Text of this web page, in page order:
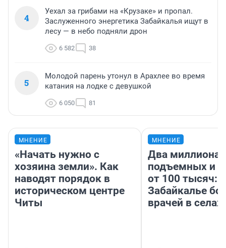
4
Уехал за грибами на «Крузаке» и пропал.
Заслуженного энергетика Забайкалья ищут в
лесу — в небо подняли дрон
6 582 38
5
Молодой парень утонул в Арахлее во время
катания на лодке с девушкой
6 050 81
МНЕНИЕ
«Начать нужно с
хозяина земли». Как
наводят порядок в
историческом центре
Читы
МНЕНИЕ
Два миллиона
подъемных и
от 100 тысяч:
Забайкалье
врачей в селах